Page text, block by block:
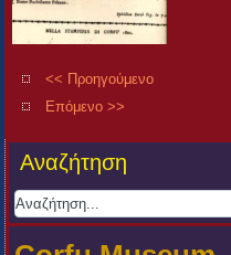
<< Προηγούμενο
Επόμενο >>
Αναζήτηση